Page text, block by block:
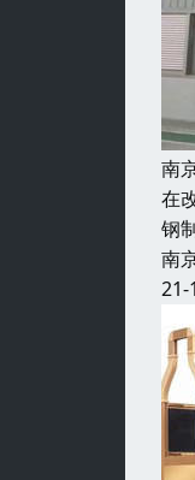
南
在
钢
南
21-